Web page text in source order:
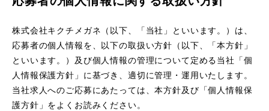
株式会社キクチメガネ（以下、「当社」といいます。）は、
応募者の個人情報を、以下の取扱い方針（以下、「本方針」
といいます。）及び個人情報の管理について定める当社「個
人情報保護方針」に基づき、適切に管理・運用いたします。
当社求人へのご応募にあたっては、本方針及び「個人情報保
護方針」をよくお読みください。